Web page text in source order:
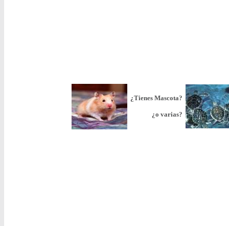
¿Tienes Mascota?
¿o varias?